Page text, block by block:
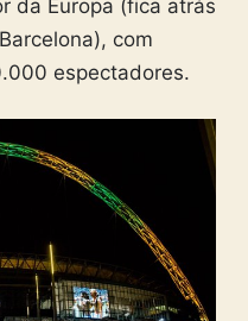
da Europa (fica atrás
com
espectadores.